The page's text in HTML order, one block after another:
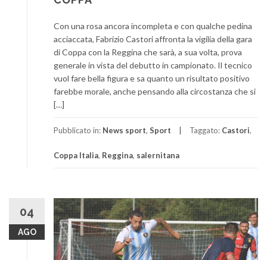
Con una rosa ancora incompleta e con qualche pedina
acciaccata, Fabrizio Castori affronta la vigilia della gara
di Coppa con la Reggina che sarà, a sua volta, prova
generale in vista del debutto in campionato. Il tecnico
vuol fare bella figura e sa quanto un risultato positivo
farebbe morale, anche pensando alla circostanza che si
[…]
Pubblicato in: News sport, Sport Taggato: Castori,
Coppa Italia, Reggina, salernitana
04
AGO